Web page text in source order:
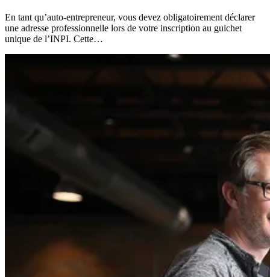
En tant qu’auto-entrepreneur, vous devez obligatoirement déclarer
une adresse professionnelle lors de votre inscription au guichet
unique de l’INPI. Cette…